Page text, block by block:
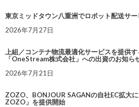
東京ミッドタウン八重洲でロボット配送サ
2026年7月27日
上組／コンテナ物流最適化サービスを提供
「OneStream株式会社」への出資のお知ら
2026年7月21日
ZOZO、BONJOUR SAGANの自社EC拡大
ZOZO」を提供開始